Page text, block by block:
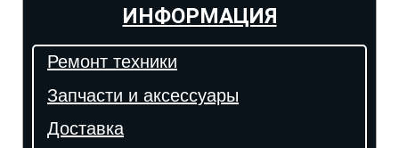
ИНФОРМАЦИЯ
Ремонт техники
Запчасти и аксессуары
Доставка